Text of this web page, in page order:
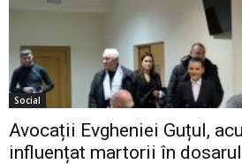
Social
Avocații Evgheniei Guțul,
influențat martorii în